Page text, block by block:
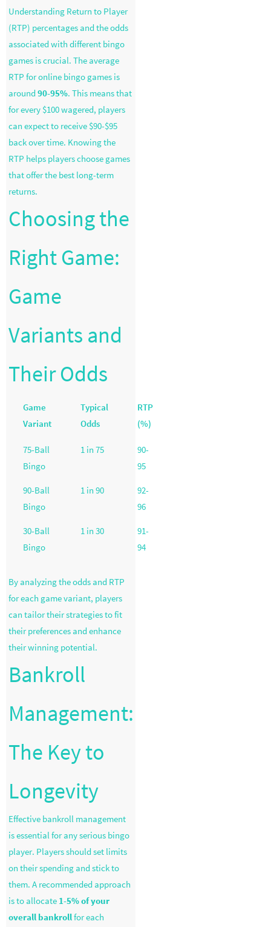
Understanding Return to Player
(RTP) percentages and the odds
associated with different bingo
games is crucial. The average
RTP for online bingo games is
around90-95%. This means that
for every $100 wagered, players
can expect to receive $90-$95
back over time. Knowing the
RTP helps players choose games
that offer the best long-term
returns.
Choosing the
Right Game:
Game
Variants and
Their Odds
Game
Variant
Typical
Odds
RTP
(%)
75-Ball
Bingo
1 in 75
90-
95
90-Ball
Bingo
1 in 90
92-
96
30-Ball
Bingo
1 in 30
91-
94
By analyzing the odds and RTP
for each game variant, players
can tailor their strategies to fit
their preferences and enhance
their winning potential.
Bankroll
Management:
The Key to
Longevity
Effective bankroll management
is essential for any serious bingo
player. Players should set limits
on their spending and stick to
them. A recommended approach
is to allocate 1-5% of your
overall bankrollfor each